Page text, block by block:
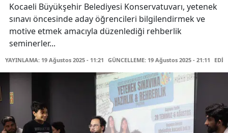
Kocaeli Büyükşehir Belediyesi Konservatuvarı, yetenek
sınavı öncesinde aday öğrencileri bilgilendirmek ve
motive etmek amacıyla düzenlediği rehberlik
seminerler...
YAYINLAMA: 19 Ağustos 2025 - 11:21 GÜNCELLEME: 19 Ağustos 2025 - 21:11